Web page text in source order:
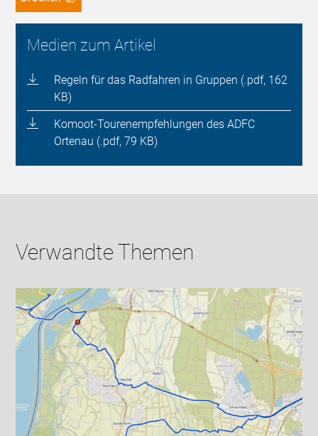
Medien zum Artikel
Regeln für das Radfahren in Gruppen (.pdf, 162
KB)
Komoot-Tourenempfehlungen des ADFC
Ortenau (.pdf, 79 KB)
Verwandte Themen